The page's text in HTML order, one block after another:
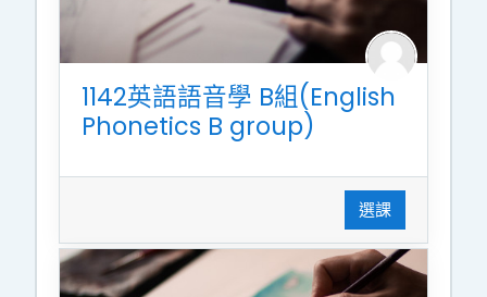
1142英語語音學 B組(English
Phonetics B group)
選課